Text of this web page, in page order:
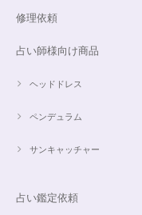
修理依頼
占い師様向け商品
ヘッドドレス
ペンデュラム
サンキャッチャー
占い鑑定依頼